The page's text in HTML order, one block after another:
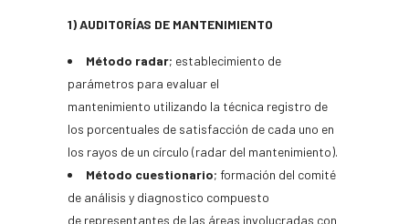
1) AUDITORÍAS DE MANTENIMIENTO
Método radar; establecimiento de
parámetros para evaluar el
mantenimiento utilizando la técnica registro de
los porcentuales de satisfacción de cada uno en
los rayos de un círculo (radar del mantenimiento).
Método cuestionario; formación del comité
de análisis y diagnostico compuesto
de representantes de las áreas involucradas con